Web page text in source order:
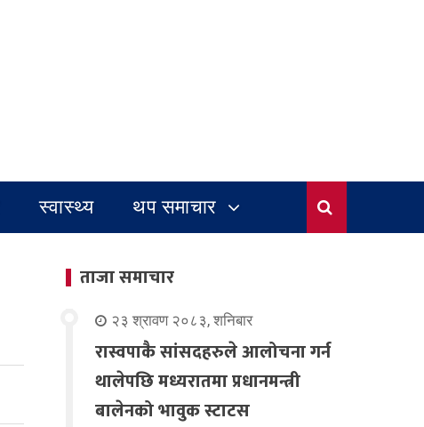
स्वास्थ्य थप समाचार
ताजा समाचार
२३ श्रावण २०८३, शनिबार
रास्वपाकै सांसदहरुले आलोचना गर्न
थालेपछि मध्यरातमा प्रधानमन्त्री
बालेनको भावुक स्टाटस